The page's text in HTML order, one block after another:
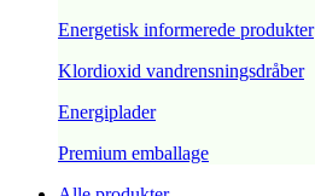
Energetisk informerede produkter
Klordioxid vandrensningsdråber
Energiplader
Premium emballage